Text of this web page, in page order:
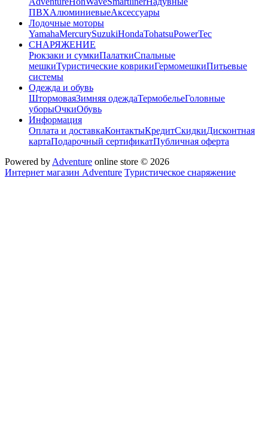
ПВХАлюминиевыеАксессуары
Лодочные моторы
YamahaMercurySuzukiHondaTohatsuPowerTec
СНАРЯЖЕНИЕ
Рюкзаки и сумкиПалаткиСпальные
мешкиТуристические коврикиГермомешкиПитьевые
системы
Одежда и обувь
ШтормоваяЗимняя одеждаТермобельеГоловные
уборыОчкиОбувь
Информация
Оплата и доставкаКонтактыКредитСкидкиДисконтная
картаПодарочный сертификатПубличная оферта
Powered by Adventure online store © 2026
Интернет магазин Adventure Туристическое снаряжение